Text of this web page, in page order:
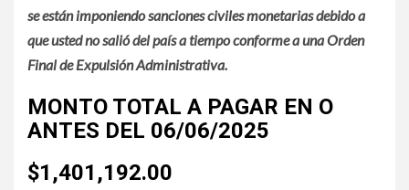
se están imponiendo sanciones civiles monetarias debido a
que usted no salió del país a tiempo conforme a una Orden
Final de Expulsión Administrativa.
MONTO TOTAL A PAGAR EN O
ANTES DEL 06/06/2025
$1,401,192.00